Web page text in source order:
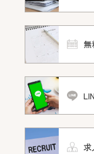
求